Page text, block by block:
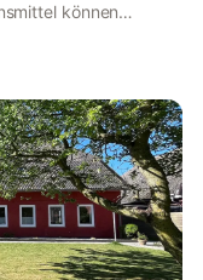
können
Taxi bringt Sie
Sie: Bei „Land
sind dann nicht